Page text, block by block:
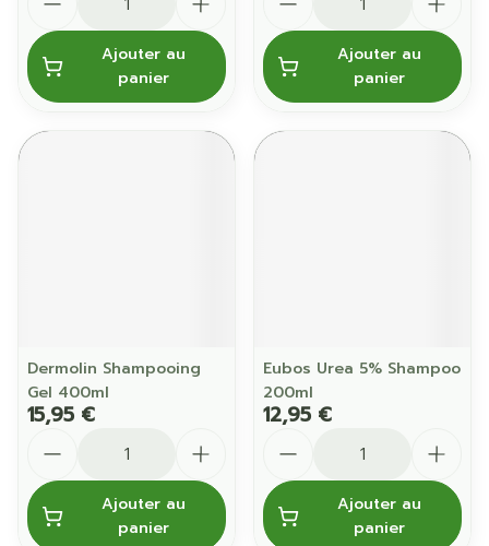
Ajouter au
panier
Ajouter au
panier
Dermolin Shampooing
Gel 400ml
15,95 €
Ajouter au
panier
Eubos Urea 5% Shampoo
200ml
12,95 €
Ajouter au
panier